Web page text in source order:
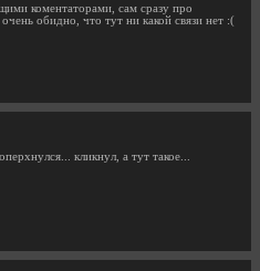
коментаторами, сам сразу про
обидно, что тут ни какой связи нет :(
кликнул, а тут такое...